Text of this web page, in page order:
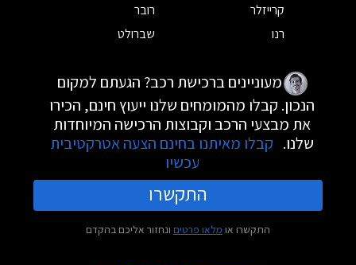
קרייזלר
רובר
רנו
שברולט
מעוניינים ברכישת רכב? הגעתם למקום
הנכון. קבלו מהמומחים שלנו ייעוץ חינם, הכירו
את מבצעי הרכב וקבוצות הרכישה המיוחדות
שלנו. קבלו מאיתנו בחינם הצעה אטרקטיבית
עכשיו
התקשרו
התקשרו או מלאו פרטים ונחזור אליכם בהקדם